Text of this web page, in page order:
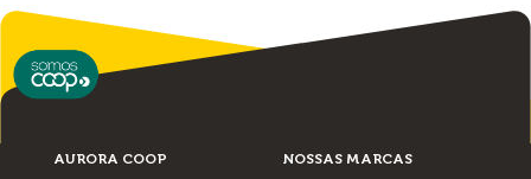
AURORA COOP NOSSAS MARCAS